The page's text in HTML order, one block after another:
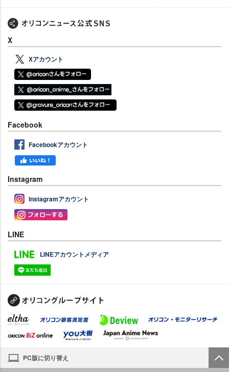
X
Xアカウント
Facebook
Facebookアカウント
Instagram
Instagramアカウント
LINE
LINEアカウントメディア
PC版に切り替え